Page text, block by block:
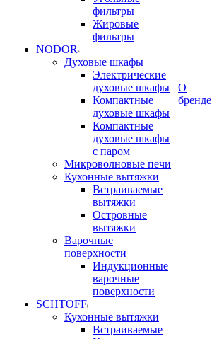
фильтры
Жировые
фильтры
NODOR
Духовые шкафы
Электрические
духовые шкафы
Компактные
духовые шкафы
Компактные
духовые шкафы
с паром
Микроволновые печи
Кухонные вытяжки
Встраиваемые
вытяжки
Островные
вытяжки
Варочные
поверхности
Индукционные
варочные
поверхности
SCHTOFF
Кухонные вытяжки
Встраиваемые
О
бренде